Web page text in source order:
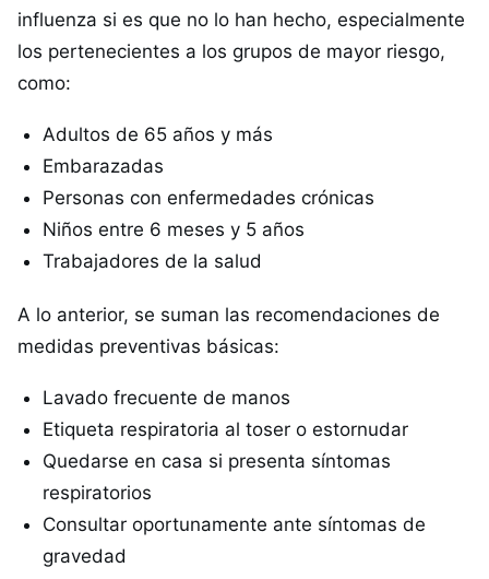
influenza si es que no lo han hecho, especialmente
los pertenecientes a los grupos de mayor riesgo,
como:
Adultos de 65 años y más
Embarazadas
Personas con enfermedades crónicas
Niños entre 6 meses y 5 años
Trabajadores de la salud
A lo anterior, se suman las recomendaciones de
medidas preventivas básicas:
⁠Lavado frecuente de manos
Etiqueta respiratoria al toser o estornudar
Quedarse en casa si presenta síntomas
respiratorios
Consultar oportunamente ante síntomas de
gravedad